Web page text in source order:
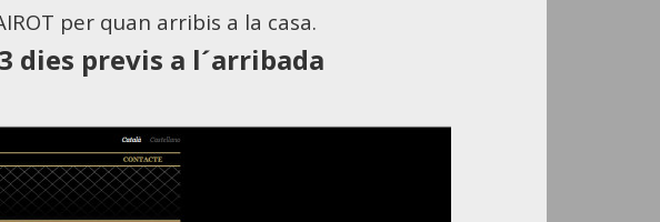
per quan arribis a la casa.
3 dies previs a l´arribada